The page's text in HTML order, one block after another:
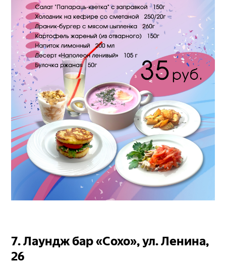
7. Лаундж бар «Сохо», ул. Ленина,
26